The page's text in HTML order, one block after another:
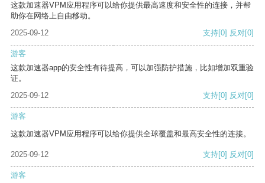
这款加速器VPM应用程序可以给你提供最高速度和安全性的连接，并帮
助你在网络上自由移动。
2025-09-12
支持[0] 反对[0]
游客
这款加速器app的安全性有待提高，可以加强防护措施，比如增加双重验
证。
2025-09-12
支持[0] 反对[0]
游客
这款加速器VPM应用程序可以给你提供全球覆盖和最高安全性的连接。
2025-09-12 支持[0] 反对[0]
游客